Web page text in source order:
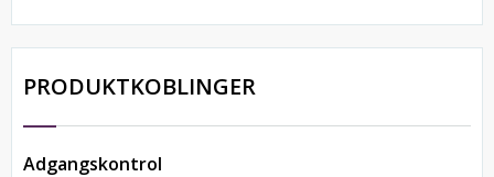
PRODUKTKOBLINGER
Adgangskontrol